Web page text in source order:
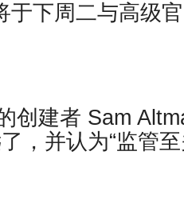
下周二与高级
创建者 Sam
，并认为“监管